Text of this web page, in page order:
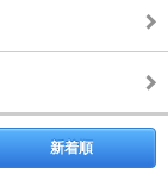
新着順